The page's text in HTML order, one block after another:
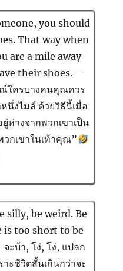
you should
That way when
are a mile away
their shoes. –
ใครบางคนคุณควร
นึ่งไมล์ ด้วยวิธีนี้เมื่อ
างจากพวกเขาเป็น
กเขาในเท้าคุณ”
silly, be weird. Be
is too short to be
ะบ้า, โง่, โง่, แปลก
าะชีวิตสั้นเกินกว่าจะ